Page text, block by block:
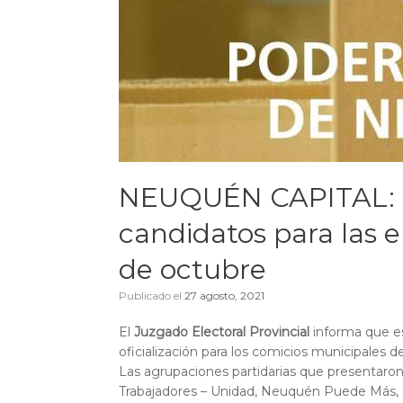
NEUQUÉN
candidatos para las
de octubre
Publicado el 27 agosto, 2021
El Juzgado Electoral Provincial informa que
oficialización para los comicios municipales
Las agrupaciones partidarias que
Trabajadores – Unidad, Neuquén Puede